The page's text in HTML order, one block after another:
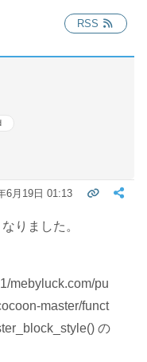
RSS
6月19日 01:13
りました。
mebyluck.com/pu
master/funct
の